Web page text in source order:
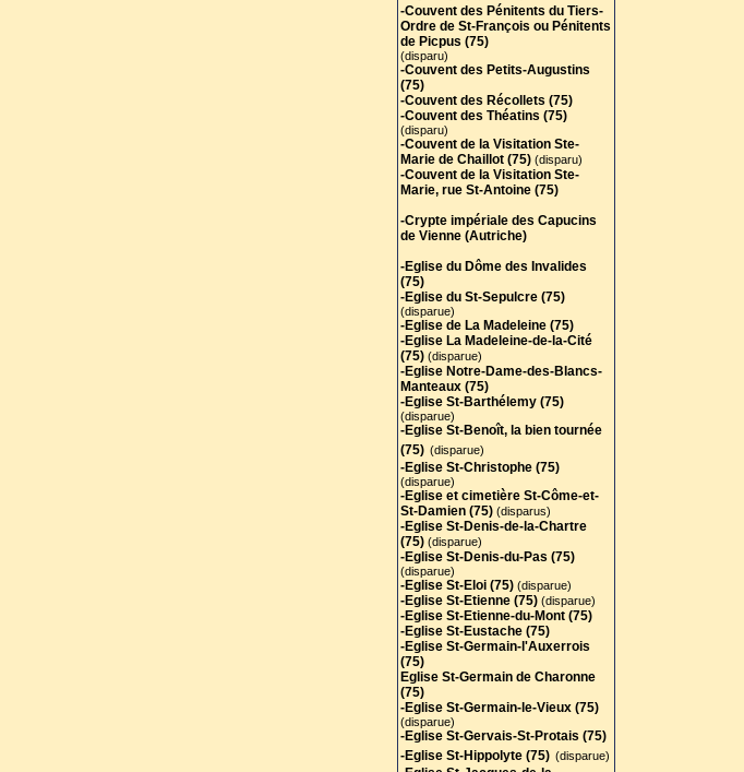
-Couvent des Pénitents du Tiers-
Ordre de St-François ou Pénitents
de Picpus (75)
(disparu)
-Couvent des Petits-Augustins
(75)
-Couvent des Récollets (75)
-Couvent des Théatins (75)
(disparu)
-Couvent de la Visitation Ste-
Marie de Chaillot (75)(disparu)
-Couvent de la Visitation Ste-
Marie, rue St-Antoine (75)
-Crypte impériale des Capucins
de Vienne (Autriche)
-Eglise du Dôme des Invalides
(75)
-Eglise du St-Sepulcre (75)
(disparue)
-Eglise de La Madeleine (75)
-Eglise La Madeleine-de-la-Cité
(75) (disparue)
-Eglise Notre-Dame-des-Blancs-
Manteaux (75)
-Eglise St-Barthélemy (75)
(disparue)
-Eglise St-Benoît, la bien tournée
(75) (disparue)
-Eglise St-Christophe (75)
(disparue)
-Eglise et cimetière St-Côme-et-
St-Damien (75) (disparus)
-Eglise St-Denis-de-la-Chartre
(75) (disparue)
-Eglise St-Denis-du-Pas (75)
(disparue)
-Eglise St-Eloi (75)(disparue)
-Eglise St-Etienne (75) (disparue)
-Eglise St-Etienne-du-Mont (75)
-Eglise St-Eustache (75)
-Eglise St-Germain-l'Auxerrois
(75)
Eglise St-Germain de Charonne
(75)
-Eglise St-Germain-le-Vieux (75)
(disparue)
-Eglise St-Gervais-St-Protais (75)
-Eglise St-Hippolyte (75) (disparue)